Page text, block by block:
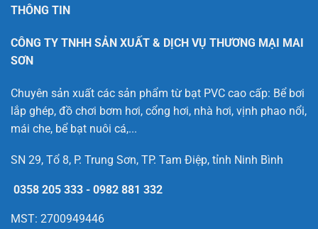
THÔNG TIN
CÔNG TY TNHH SẢN XUẤT & DỊCH VỤ THƯƠNG MẠI MAI
SƠN
Chuyên sản xuất các sản phẩm từ bạt PVC cao cấp: Bể bơi
lắp ghép, đồ chơi bơm hơi, cổng hơi, nhà hơi, vịnh phao nổi,
mái che, bể bạt nuôi cá,...
SN 29, Tổ 8, P. Trung Sơn, TP. Tam Điệp, tỉnh Ninh Bình
0358 205 333 - 0982 881 332
MST: 2700949446